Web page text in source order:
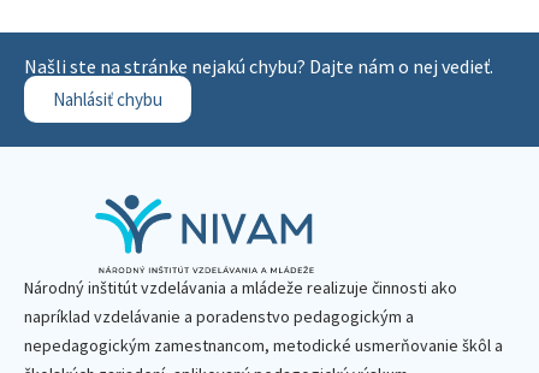
Našli ste na stránke nejakú chybu? Dajte nám o nej vedieť.
Nahlásiť chybu
Národný inštitút vzdelávania a mládeže realizuje činnosti ako
napríklad vzdelávanie a poradenstvo pedagogickým a
nepedagogickým zamestnancom, metodické usmerňovanie škôl a